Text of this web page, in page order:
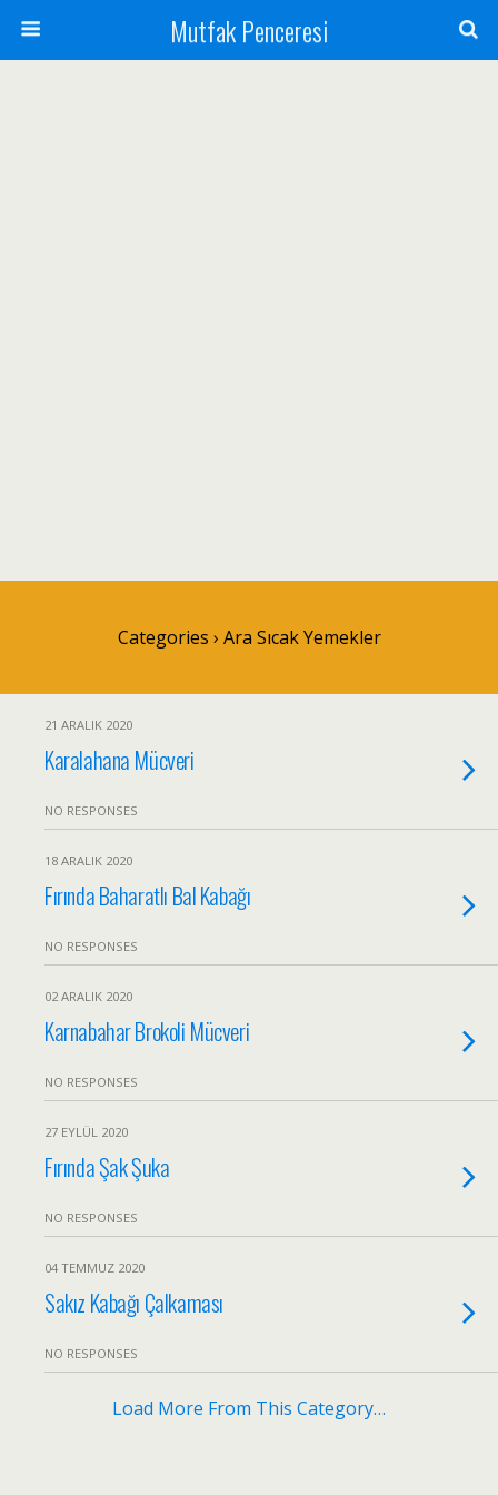
Mutfak Penceresi
Categories › Ara Sıcak Yemekler
21 ARALIK 2020
Karalahana Mücveri
NO RESPONSES
18 ARALIK 2020
Fırında Baharatlı Bal Kabağı
NO RESPONSES
02 ARALIK 2020
Karnabahar Brokoli Mücveri
NO RESPONSES
27 EYLÜL 2020
Fırında Şak Şuka
NO RESPONSES
04 TEMMUZ 2020
Sakız Kabağı Çalkaması
NO RESPONSES
Load More From This Category…